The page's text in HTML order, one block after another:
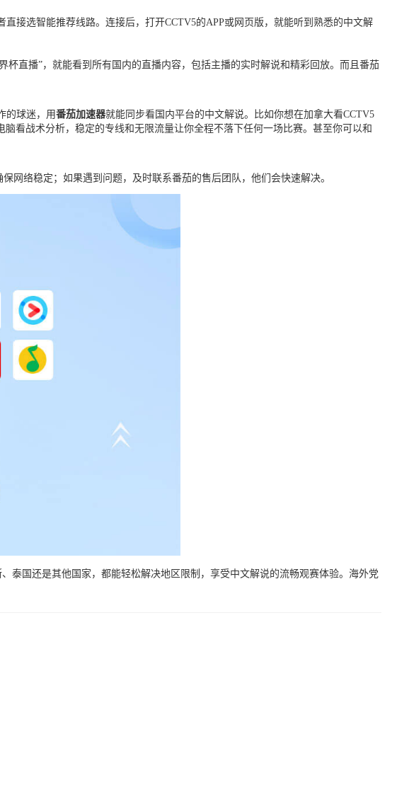
直接选智能推荐线路。连接后，打开CCTV5的APP或网页版，就能听到熟悉的中文解
直播”，就能看到所有国内的直播内容，包括主播的实时解说和精彩回放。而且番茄
的球迷，用番茄加速器就能同步看国内平台的中文解说。比如你想在加拿大看CCTV5
看战术分析，稳定的专线和无限流量让你全程不落下任何一场比赛。甚至你可以和
网络稳定；如果遇到问题，及时联系番茄的售后团队，他们会快速解决。
泰国还是其他国家，都能轻松解决地区限制，享受中文解说的流畅观赛体验。海外党